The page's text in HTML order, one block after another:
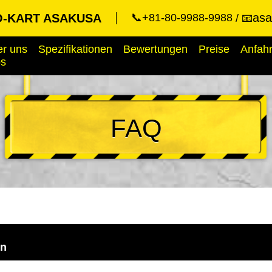
KART ASAKUSA 📞+81-80-9988-9988 📧
uns Spezifikationen Bewertungen Preise
FAQ